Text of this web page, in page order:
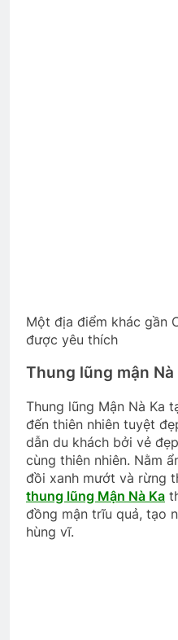
Một địa điểm khác gần
được yêu thích
Thung lũng mận Nà
Thung lũng Mận Nà Ka
đến thiên nhiên tuyệt
dẫn du khách bởi vẻ
cùng thiên nhiên. Nằm
đồi xanh mướt và rừng
thung lũng Mận Nà Ka
đồng mận trĩu quả, tạo
hùng vĩ.